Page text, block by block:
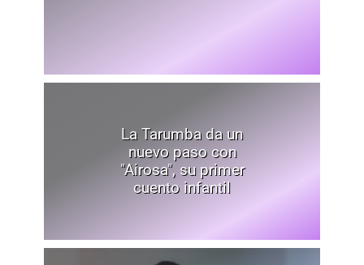
La Tarumba da un
nuevo paso con
"Airosa", su primer
cuento infantil